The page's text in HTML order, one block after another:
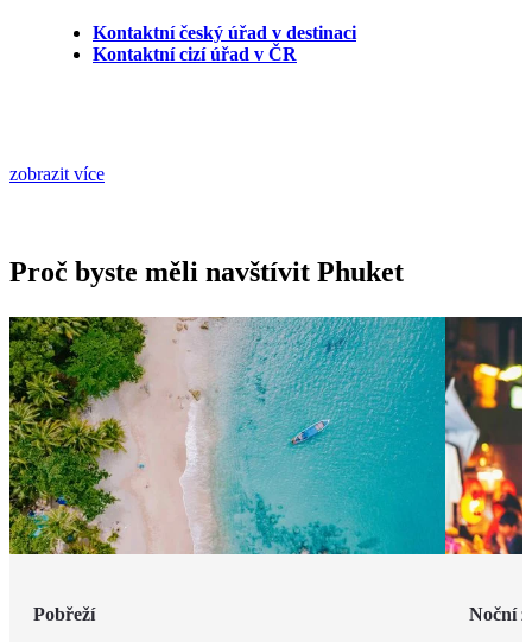
Kontaktní český úřad v destinaci
Kontaktní cizí úřad v ČR
zobrazit více
Proč byste měli navštívit Phuket
Pobřeží Noční